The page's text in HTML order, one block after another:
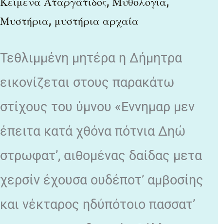
Μυστήρια, μυστήρια αρχαία
Τεθλιμμένη μητέρα η Δήμητρα
εικονίζεται στους παρακάτω
στίχους του ύμνου «Εννημαρ μεν
έπειτα κατά χθόνα πότνια Δηώ
στρωφατ’, αιθομένας δαίδας μετα
χερσίν έχουσα ουδέποτ’ αμβοσίης
και νέκταρος ηδύπότοιο πασσατ’